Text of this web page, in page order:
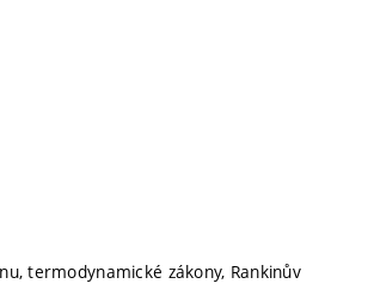
termodynamické zákony, Rankinův